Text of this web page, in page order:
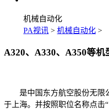
机械自动化
PA视讯 > 机械自动化 >
A320、A330、A350等机
是中国东方航空股份无限
于上海。并按照职位名称点击